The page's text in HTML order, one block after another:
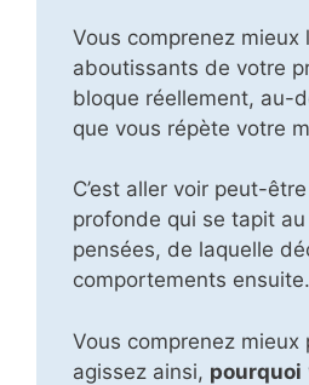
Vous comprenez
aboutissants de votre
bloque réellement, au-
que vous répète votre
C’est aller voir peut-
profonde qui se tapit
pensées, de laquelle
comportements ensuite.
Vous comprenez mieux
agissez ainsi, pourquoi